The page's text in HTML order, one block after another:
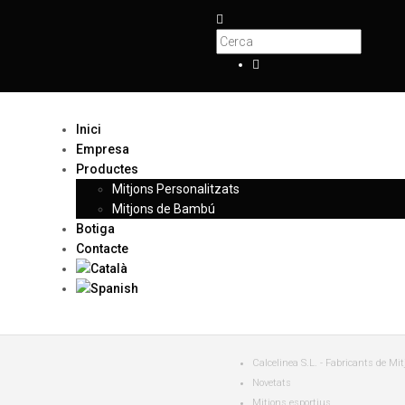
Inici
Empresa
Productes
Mitjons Personalitzats
Mitjons de Bambú
Botiga
Contacte
Calcelinea S.L. - Fabricants de
Novetats